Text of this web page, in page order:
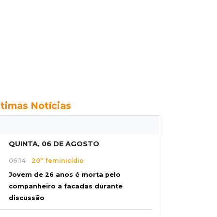
Notícias
QUINTA, 06 DE AGOSTO
06:14 20º feminicídio
Jovem de 26 anos é morta pelo
companheiro a facadas durante
discussão